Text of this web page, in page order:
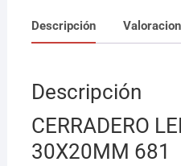
c
e
o
o
k
ai
l
at
s
p
p
Descripción
Descripción
CERRADERO
30X20MM 681